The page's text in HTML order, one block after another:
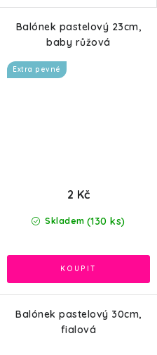
Balónek pastelový 23cm,
baby růžová
Extra pevné
Skladem (130 ks)
2 Kč
Balónek pastelový 30cm,
fialová